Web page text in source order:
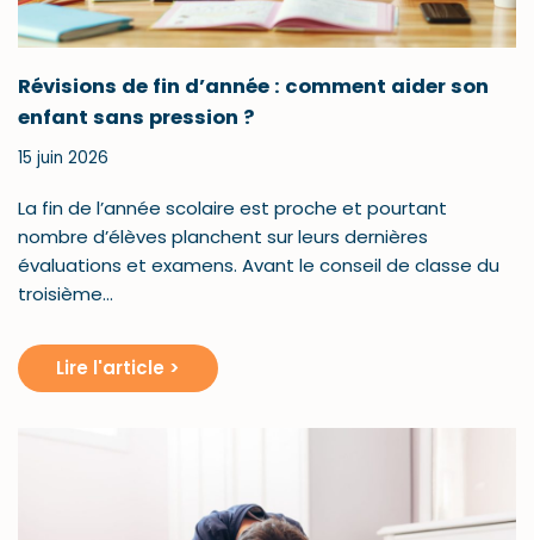
Révisions de fin d’année : comment aider son
enfant sans pression ?
15 juin 2026
La fin de l’année scolaire est proche et pourtant
nombre d’élèves planchent sur leurs dernières
évaluations et examens. Avant le conseil de classe du
troisième…
Lire l'article >